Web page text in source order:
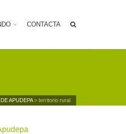
CONTACTA
APUDEPA> territorio rural